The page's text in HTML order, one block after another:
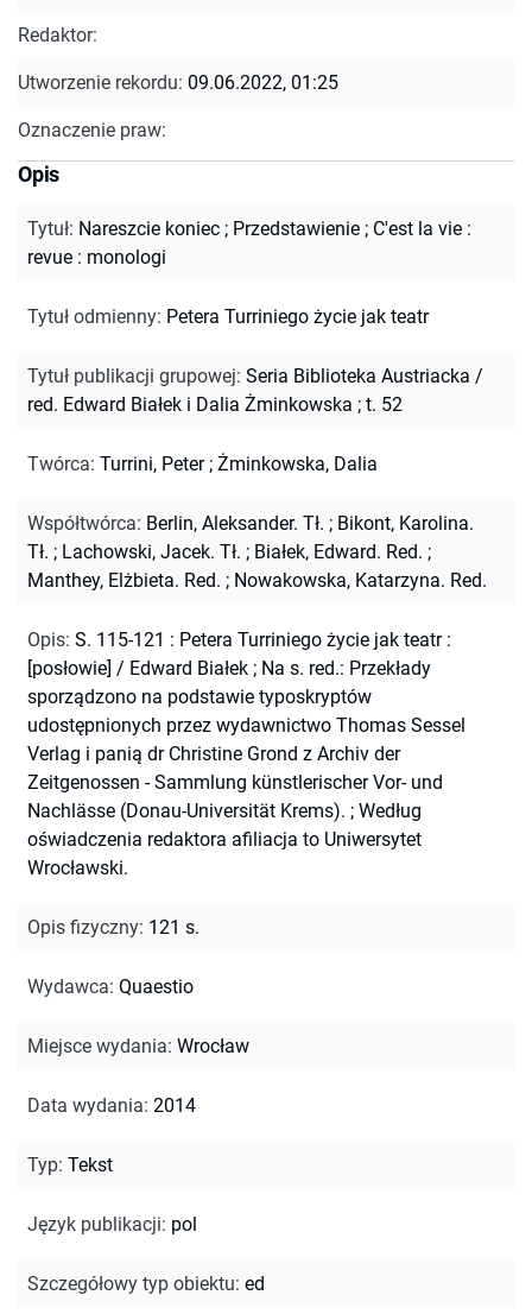
Redaktor:
Utworzenie rekordu: 09.06.2022, 01:25
Oznaczenie praw:
Opis
Tytuł: Nareszcie koniec ; Przedstawienie ; C'est la vie :
revue : monologi
Tytuł odmienny: Petera Turriniego życie jak teatr
Tytuł publikacji grupowej: Seria Biblioteka Austriacka /
red. Edward Białek i Dalia Żminkowska ; t. 52
Twórca: Turrini, Peter; Żminkowska, Dalia
Współtwórca: Berlin, Aleksander. Tł. ; Bikont, Karolina.
Tł. ; Lachowski, Jacek. Tł. ; Białek, Edward. Red. ;
Manthey, Elżbieta. Red. ; Nowakowska, Katarzyna. Red.
Opis: S. 115-121 : Petera Turriniego życie jak teatr :
[posłowie] / Edward Białek ; Na s. red.: Przekłady
sporządzono na podstawie typoskryptów
udostępnionych przez wydawnictwo Thomas Sessel
Verlag i panią dr Christine Grond z Archiv der
Zeitgenossen - Sammlung künstlerischer Vor- und
Nachlässe (Donau-Universität Krems). ; Według
oświadczenia redaktora afiliacja to Uniwersytet
Wrocławski.
Opis fizyczny: 121 s.
Wydawca: Quaestio
Miejsce wydania: Wrocław
Data wydania: 2014
Typ: Tekst
Język publikacji: pol
Szczegółowy typ obiektu: ed